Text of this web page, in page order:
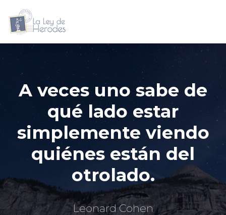
A veces uno sabe de
qué lado estar
simplemente viendo
quiénes están del
otrolado.
Leonard Cohen